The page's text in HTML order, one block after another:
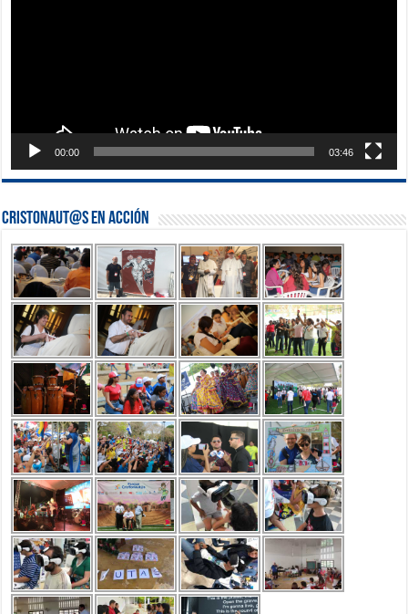
00:00 03:46
Cristonaut@s en Acción